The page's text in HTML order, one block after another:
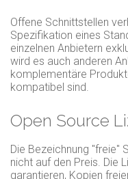
Offene Schnittstellen
Spezifikation eines
einzelnen Anbietern
wird es auch anderen
komplementäre
kompatibel sind.
Open Source
Die Bezeichnung "freie"
nicht auf den Preis. Die
garantieren, Kopien